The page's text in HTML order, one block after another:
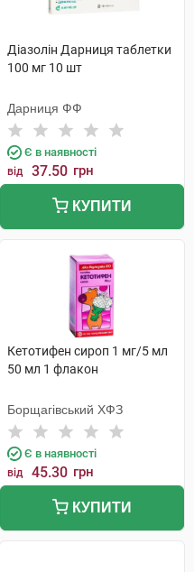
Діазолін Дарниця таблетки
100 мг 10 шт
Дарниця ФФ
Є в наявності
від 37.50 грн
КУПИТИ
Кетотифен сироп 1 мг/5 мл
50 мл 1 флакон
Борщагівський ХФЗ
Є в наявності
від 45.30 грн
КУПИТИ